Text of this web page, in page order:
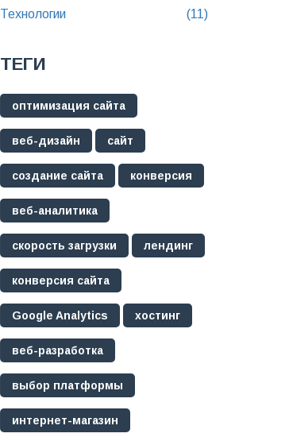
Технологии (11)
ТЕГИ
оптимизация сайта
веб-дизайн сайт
создание сайта конверсия
веб-аналитика
скорость загрузки лендинг
конверсия сайта
Google Analytics хостинг
веб-разработка
выбор платформы
интернет-магазин